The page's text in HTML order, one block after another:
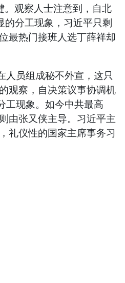
。观察人士注意到，自北
分工现象，习近平只剩
最热门接班人选丁薛祥却
人员组成秘不外宣，这只
观察，自决策议事协调机
工现象。如今中共最高
由张又侠主导。习近平主
礼仪性的国家主席事务习